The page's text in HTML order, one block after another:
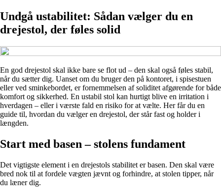
Undgå ustabilitet: Sådan vælger du en
drejestol, der føles solid
En god drejestol skal ikke bare se flot ud – den skal også føles stabil,
når du sætter dig. Uanset om du bruger den på kontoret, i spisestuen
eller ved sminkebordet, er fornemmelsen af soliditet afgørende for både
komfort og sikkerhed. En ustabil stol kan hurtigt blive en irritation i
hverdagen – eller i værste fald en risiko for at vælte. Her får du en
guide til, hvordan du vælger en drejestol, der står fast og holder i
længden.
Start med basen – stolens fundament
Det vigtigste element i en drejestols stabilitet er basen. Den skal være
bred nok til at fordele vægten jævnt og forhindre, at stolen tipper, når
du læner dig.